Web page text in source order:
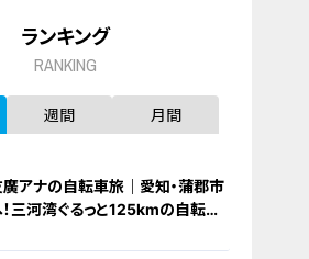
ランキング
RANKING
週間 月間
アナの自転車旅｜愛知・蒲郡市
三河湾ぐるっと125kmの自転車